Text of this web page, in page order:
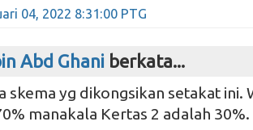
04, 2022 8:31:00 PTG
Abd Ghani berkata...
skema yg dikongsikan setakat ini.
manakala Kertas 2 adalah 30%.